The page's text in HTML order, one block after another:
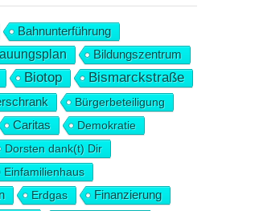
Bahnunterführung
Bildungszentrum
Biotop Bismarckstraße
Bürgerbeteiligung
Caritas
Demokratie
Dorsten dank(t) Dir
Einfamilienhaus
Erdgas Finanzierung